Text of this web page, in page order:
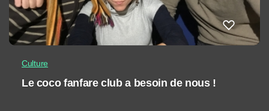
Culture
Le coco fanfare club a besoin de nous !